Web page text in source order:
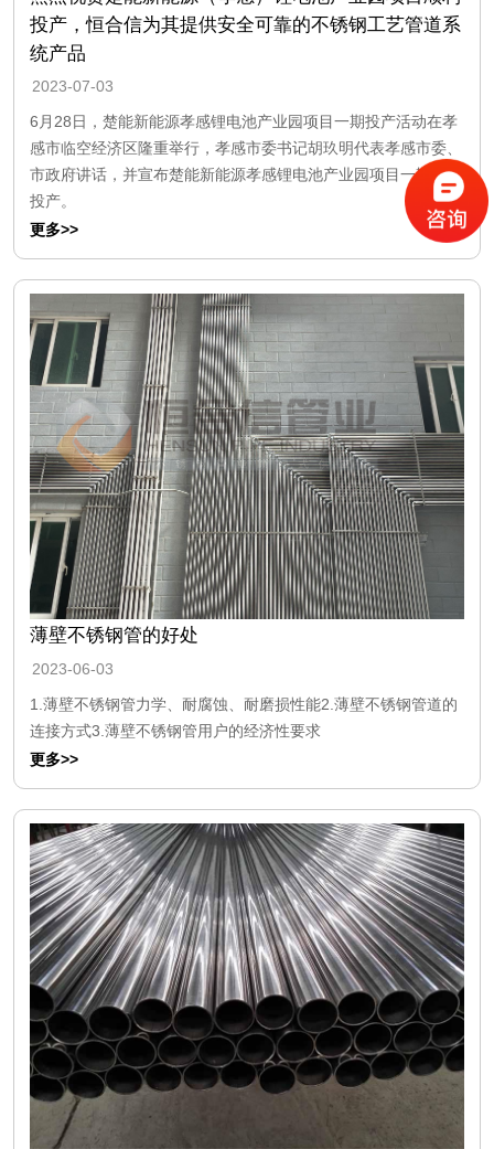
投产，恒合信为其提供安全可靠的不锈钢工艺管道系
统产品
2023-07-03
6月28日，楚能新能源孝感锂电池产业园项目一期投产活动在孝
感市临空经济区隆重举行，孝感市委书记胡玖明代表孝感市委、
市政府讲话，并宣布楚能新能源孝感锂电池产业园项目一期正式
投产。
更多>>
薄壁不锈钢管的好处
2023-06-03
1.薄壁不锈钢管力学、耐腐蚀、耐磨损性能2.薄壁不锈钢管道的
连接方式3.薄壁不锈钢管用户的经济性要求
更多>>